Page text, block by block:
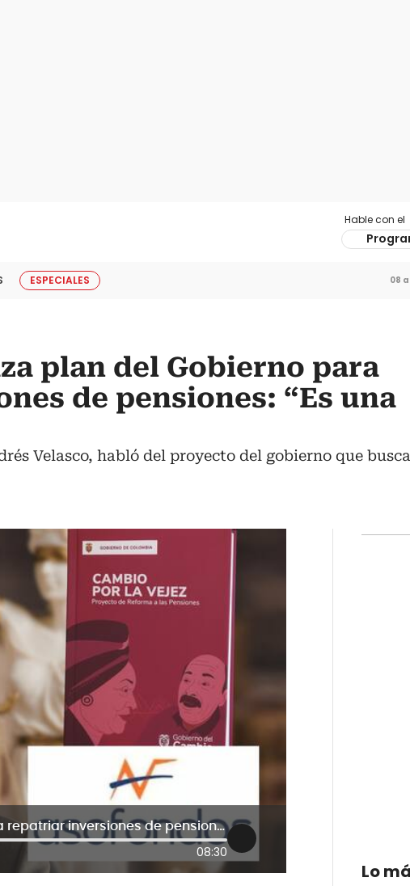
Hable con el
ESPECIALES 08
plan del Gobierno para
de pensiones: “Es una
Velasco, habló del proyecto del gobierno que
Asofondos rechaza plan del Gobierno para repatriar inversiones de pensiones: “Es una muy mala idea”
08:30
Lo